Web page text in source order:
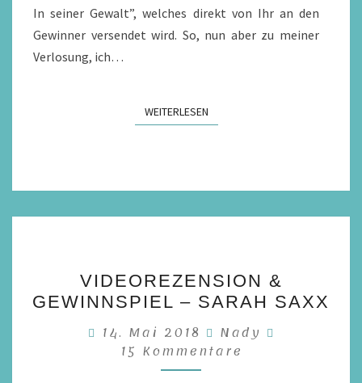
In seiner Gewalt”, welches direkt von Ihr an den
Gewinner versendet wird. So, nun aber zu meiner
Verlosung, ich…
WEITERLESENWEITERLESEN
&
GEWINNSPIEL
–
SARAH
SAXX
VIDEOREZENSION &
GEWINNSPIEL – SARAH SAXX
14. Mai 2018 Nady
15 Kommentare